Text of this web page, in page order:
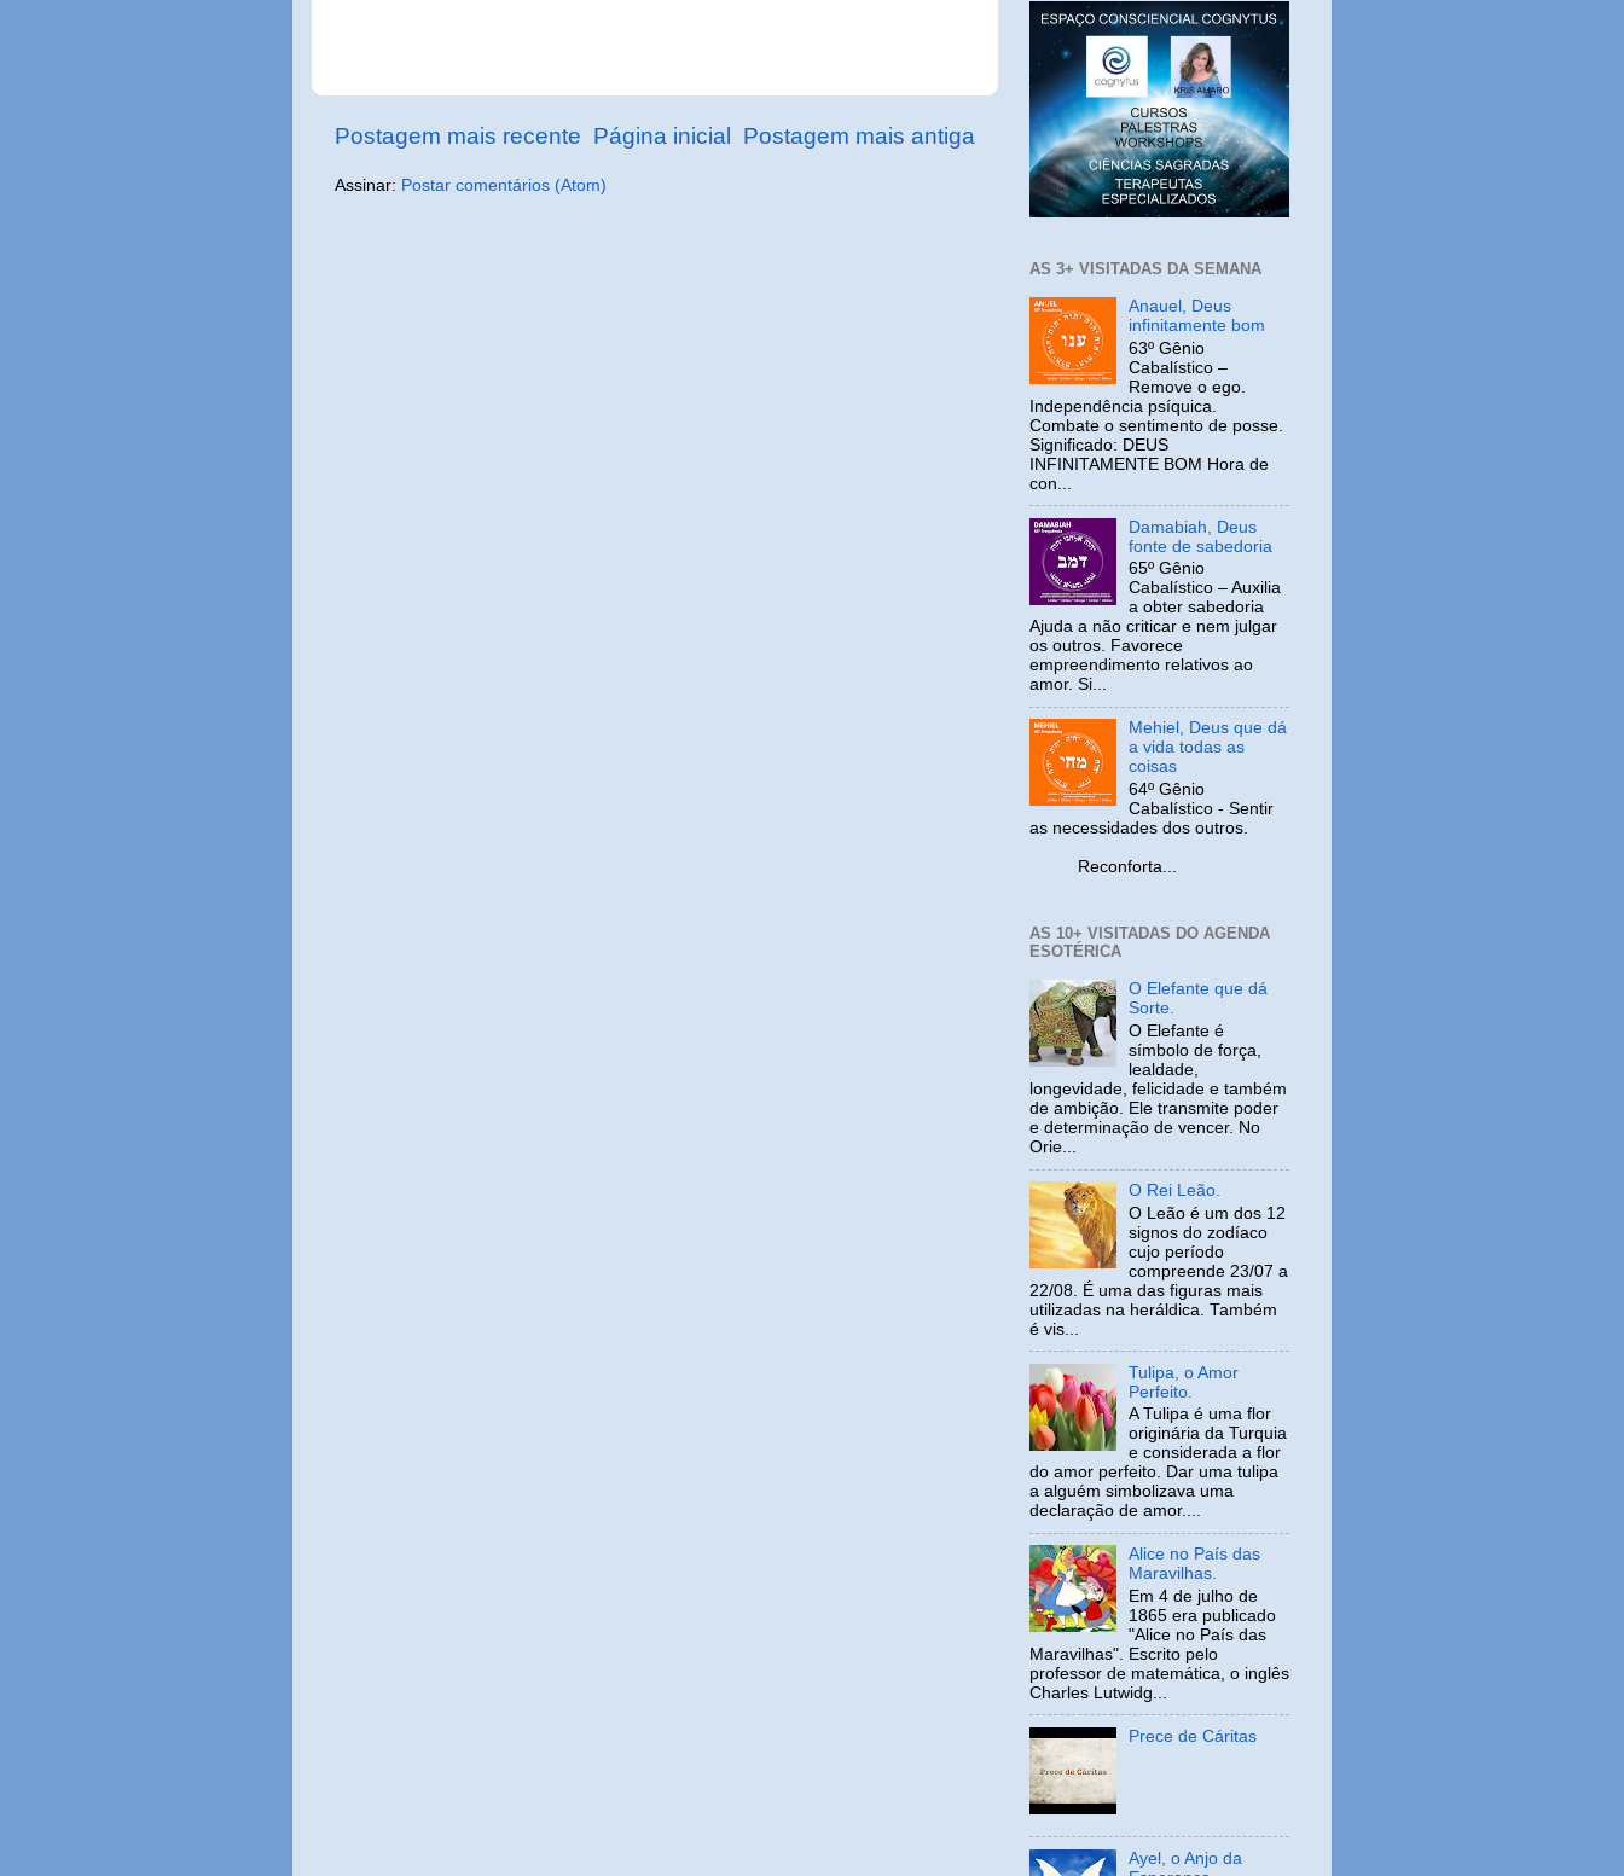
Postagem mais recente Postagem mais antiga
Página inicial
Assinar: Postar comentários (Atom)
AS 3+ VISITADAS DA SEMANA
Anauel, Deus
infinitamente bom
63º Gênio
Cabalístico –
Remove o ego.
Independência psíquica.
Combate o sentimento de posse.
Significado: DEUS
INFINITAMENTE BOM Hora de
con...
Damabiah, Deus
fonte de sabedoria
65º Gênio
Cabalístico – Auxilia
a obter sabedoria
Ajuda a não criticar e nem julgar
os outros. Favorece
empreendimento relativos ao
amor. Si...
Mehiel, Deus que dá
a vida todas as
coisas
64º Gênio
Cabalístico - Sentir
as necessidades dos outros.
Reconforta...
AS 10+ VISITADAS DO AGENDA
ESOTÉRICA
O Elefante que dá
Sorte.
O Elefante é
símbolo de força,
lealdade,
longevidade, felicidade e também
de ambição. Ele transmite poder
e determinação de vencer. No
Orie...
O Rei Leão.
O Leão é um dos 12
signos do zodíaco
cujo período
compreende 23/07 a
22/08. É uma das figuras mais
utilizadas na heráldica. Também
é vis...
Tulipa, o Amor
Perfeito.
A Tulipa é uma flor
originária da Turquia
e considerada a flor
do amor perfeito. Dar uma tulipa
a alguém simbolizava uma
declaração de amor....
Alice no País das
Maravilhas.
Em 4 de julho de
1865 era publicado
"Alice no País das
Maravilhas". Escrito pelo
professor de matemática, o inglês
Charles Lutwidg...
Prece de Cáritas
Ayel, o Anjo da